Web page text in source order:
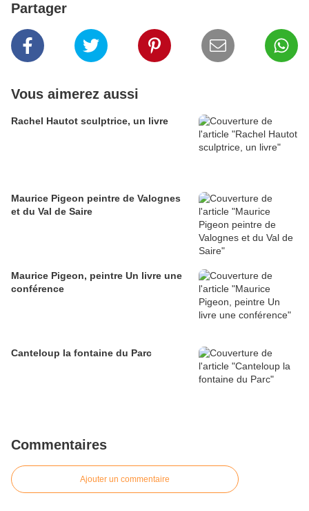
Partager
Vous aimerez aussi
Rachel Hautot sculptrice, un livre
Maurice Pigeon peintre de Valognes
et du Val de Saire
Maurice Pigeon, peintre Un livre une
conférence
Canteloup la fontaine du Parc
Commentaires
Ajouter un commentaire